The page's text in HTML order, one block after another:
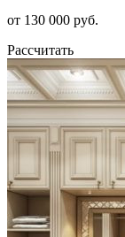
от 130 000 руб.
Рассчитать